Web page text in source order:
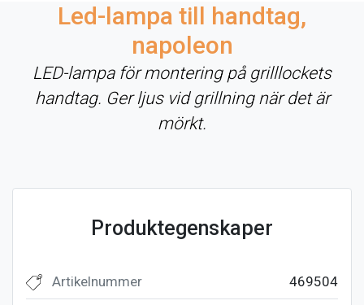
Led-lampa till handtag,
napoleon
LED-lampa för montering på grilllockets
handtag. Ger ljus vid grillning när det är
mörkt.
Produktegenskaper
469504
Artikelnummer